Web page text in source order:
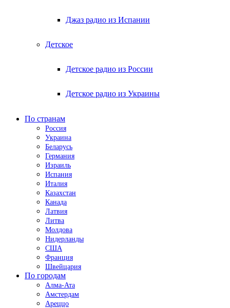
Джаз радио из Испании
Детское
Детское радио из России
Детское радио из Украины
По странам
Россия
Украина
Беларусь
Германия
Израиль
Испания
Италия
Казахстан
Канада
Латвия
Литва
Молдова
Нидерланды
США
Франция
Швейцария
По городам
Алма-Ата
Амстердам
Ареццо